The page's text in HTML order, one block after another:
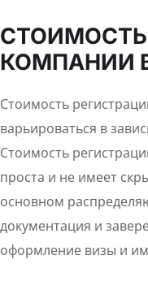
КОМПАНИИ
Стоимость
варьироваться в
Стоимость
проста и не имеет
основном
документация и
оформление визы и